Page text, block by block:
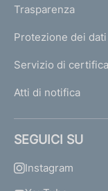
Trasparenza
Protezione dei dati
Servizio di
Atti di notifica
SEGUICI SU
Instagram